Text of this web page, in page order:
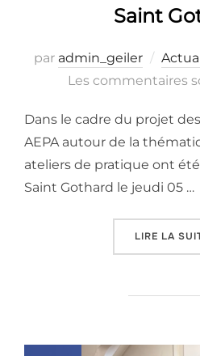
Saint
par admin_geiler
Les commentaires
Dans le cadre du projet
AEPA autour de la
ateliers de pratique ont été
Saint Gothard le jeudi 05 …
LIRE LA